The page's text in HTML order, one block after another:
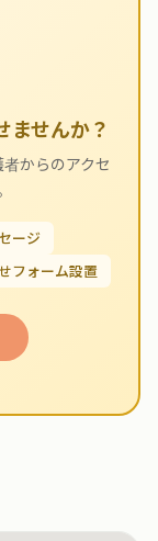
ませんか？
からのアクセ
ージ
フォーム設置